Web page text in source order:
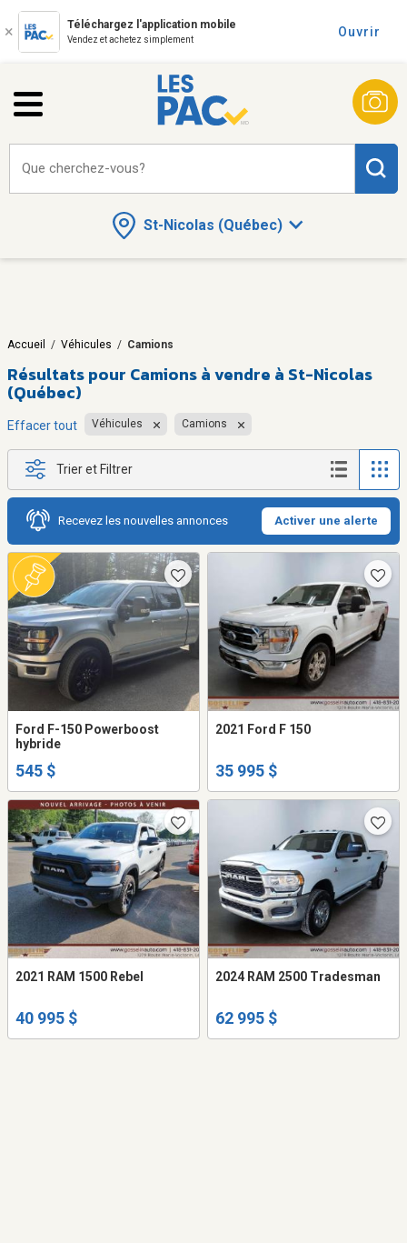
Téléchargez l'application mobile
Vendez et achetez simplement
Ouvrir
St-Nicolas (Québec)
Que cherchez-vous?
Accueil / Véhicules / Camions
Résultats pour Camions à vendre à St-Nicolas
(Québec)
Effacer tout Véhicules Camions
Trier et Filtrer
Recevez les nouvelles annonces Activer une alerte
Ford F-150 Powerboost
hybride
545 $
2021 Ford F 150
35 995 $
2021 RAM 1500 Rebel
40 995 $
2024 RAM 2500 Tradesman
62 995 $